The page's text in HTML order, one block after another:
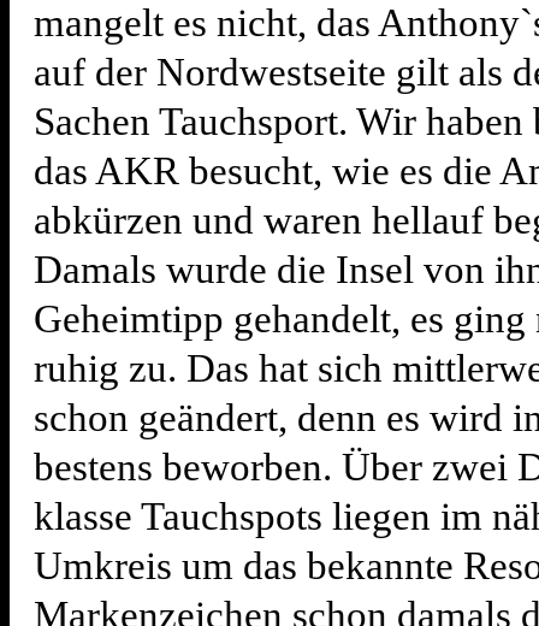
mangelt es nicht, das
auf der Nordwestseite gilt als
Sachen Tauchsport. Wir haben
das AKR besucht, wie es die
abkürzen und waren hellauf
Damals wurde die Insel von
Geheimtipp gehandelt, es ging
ruhig zu. Das hat sich
schon geändert, denn es wird
bestens beworben. Über zwei
klasse Tauchspots liegen im
Umkreis um das bekannte
Markenzeichen schon damals